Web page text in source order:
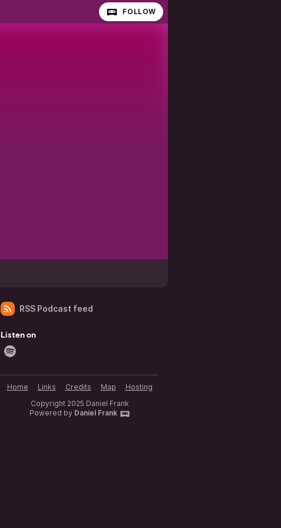
FOLLOW
RSS Podcast feed
Listen on
Home Links Credits Map
Hosting
Copyright 2025 Daniel Frank
Powered by Daniel Frank